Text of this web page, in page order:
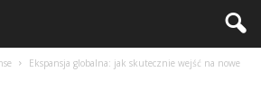
Ekspansja globalna: jak skutecznie wejść na nowe